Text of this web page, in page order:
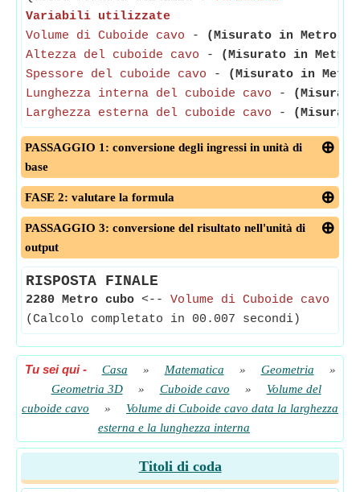
Variabili utilizzate
Volume di Cuboide cavo -
(Misurato in Metro
Altezza del cuboide cavo - (Misurato in Metro)
Spessore del cuboide cavo -
(Misurato in
Lunghezza interna del cuboide cavo -
Larghezza esterna del cuboide cavo -
PASSAGGIO 1: conversione degli ingressi in unità di
base
FASE 2: valutare la formula
PASSAGGIO 3: conversione del risultato nell'unità di
output
RISPOSTA FINALE
2280 Metro cubo <-- Volume di Cuboide cavo
(Calcolo completato in 00.007 secondi)
Tu sei qui- Casa » Matematica » Geometria
»
Geometria 3D
» Cuboide cavo »
Volume del
cuboide cavo
»
Volume di Cuboide cavo data la larghezza
esterna e la lunghezza interna
Titoli di coda